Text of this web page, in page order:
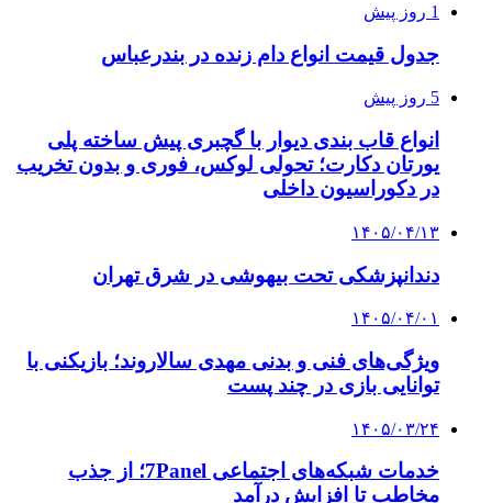
1 روز پیش
جدول قیمت انواع دام زنده در بندرعباس
5 روز پیش
انواع قاب بندی دیوار با گچبری پیش ساخته پلی
یورتان دکارت؛ تحولی لوکس، فوری و بدون تخریب
در دکوراسیون داخلی
۱۴۰۵/۰۴/۱۳
دندانپزشکی تحت بیهوشی در شرق تهران
۱۴۰۵/۰۴/۰۱
ویژگی‌های فنی و بدنی مهدی سالاروند؛ بازیکنی با
توانایی بازی در چند پست
۱۴۰۵/۰۳/۲۴
خدمات شبکه‌های اجتماعی 7Panel؛ از جذب
مخاطب تا افزایش درآمد